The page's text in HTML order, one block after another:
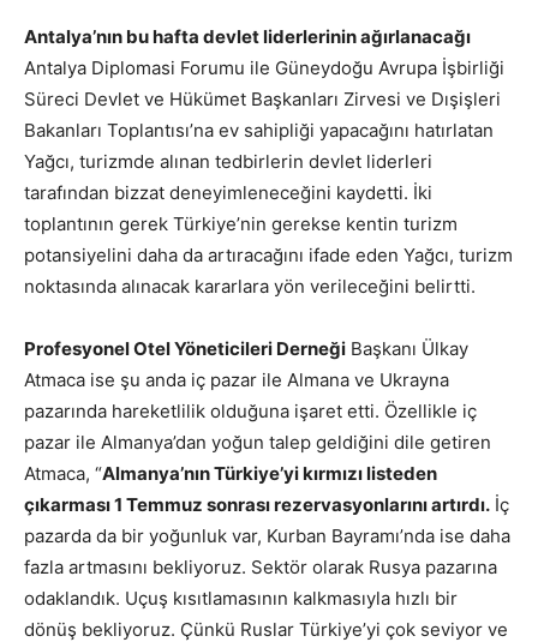
Antalya’nın bu hafta devlet liderlerinin ağırlanacağı
Antalya Diplomasi Forumu ile Güneydoğu Avrupa İşbirliği
Süreci Devlet ve Hükümet Başkanları Zirvesi ve Dışişleri
Bakanları Toplantısı’na ev sahipliği yapacağını hatırlatan
Yağcı, turizmde alınan tedbirlerin devlet liderleri
tarafından bizzat deneyimleneceğini kaydetti. İki
toplantının gerek Türkiye’nin gerekse kentin turizm
potansiyelini daha da artıracağını ifade eden Yağcı, turizm
noktasında alınacak kararlara yön verileceğini belirtti.
Profesyonel Otel Yöneticileri Derneği Başkanı Ülkay
Atmaca ise şu anda iç pazar ile Almana ve Ukrayna
pazarında hareketlilik olduğuna işaret etti. Özellikle iç
pazar ile Almanya’dan yoğun talep geldiğini dile getiren
Atmaca, “Almanya’nın Türkiye’yi kırmızı listeden
çıkarması 1 Temmuz sonrası rezervasyonlarını artırdı. İç
pazarda da bir yoğunluk var, Kurban Bayramı’nda ise daha
fazla artmasını bekliyoruz. Sektör olarak Rusya pazarına
odaklandık. Uçuş kısıtlamasının kalkmasıyla hızlı bir
dönüş bekliyoruz. Çünkü Ruslar Türkiye’yi çok seviyor ve